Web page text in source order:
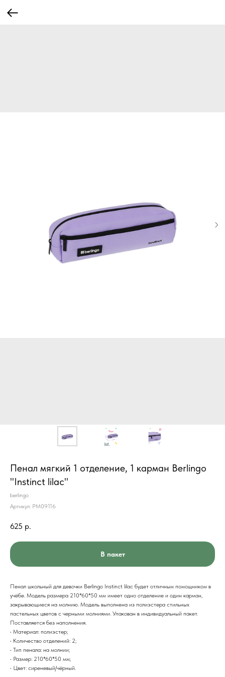
Пенал мягкий 1 отделение, 1 карман Berlingo
"Instinct lilac"
berlingo
Артикул: PM09116
625 р.
В пакет
Пенал школьный для девочки Berlingo Instinct lilac будет отличным помощником в
учёбе. Модель размера 210*60*50 мм имеет одно отделение и один карман,
закрывающиеся на молнию. Модель выполнена из полиэстера стильных
пастельных цветов с черными молниями. Упакован в индивидуальный пакет.
Поставляется без наполнения.
• Материал: полиэстер;
• Количество отделений: 2;
• Тип пенала: на молнии;
• Размер: 210*60*50 мм;
• Цвет: сиреневый/чёрный.